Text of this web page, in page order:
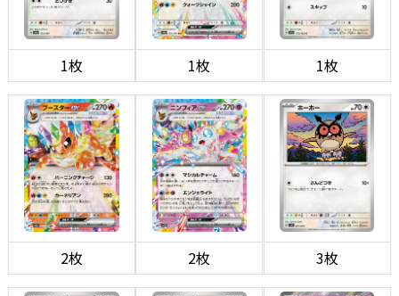
1枚 1枚 1枚
2枚 2枚 3枚